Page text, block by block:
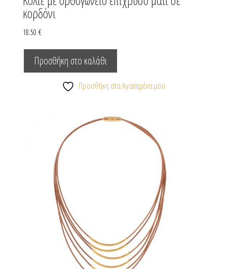
κορδόνι
18.50 €
Προσθήκη στο καλάθι
Προσθήκη στα Αγαπημένα μου